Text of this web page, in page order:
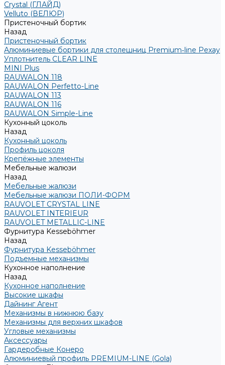
Crystal (ГЛАЙД)
Velluto (ВЕЛЮР)
Пристеночный бортик
Назад
Пристеночный бортик
Алюминиевые бортики для столешниц Premium‑line Рехау
Уплотнитель CLEAR LINE
MINI Plus
RAUWALON 118
RAUWALON Perfetto-Line
RAUWALON 113
RAUWALON 116
RAUWALON Simple-Line
Кухонный цоколь
Назад
Кухонный цоколь
Профиль цоколя
Крепёжные элементы
Мебельные жалюзи
Назад
Мебельные жалюзи
Мебельные жалюзи ПОЛИ-ФОРМ
RAUVOLET CRYSTAL LINE
RAUVOLET INTERIEUR
RAUVOLET METALLIC-LINE
Фурнитура Kesseböhmer
Назад
Фурнитура Kesseböhmer
Подъемные механизмы
Кухонное наполнение
Назад
Кухонное наполнение
Высокие шкафы
Дайнинг Агент
Механизмы в нижнюю базу
Механизмы для верхних шкафов
Угловые механизмы
Аксессуары
Гардеробные Конеро
Алюминиевый профиль PREMIUM-LINE (Gola)